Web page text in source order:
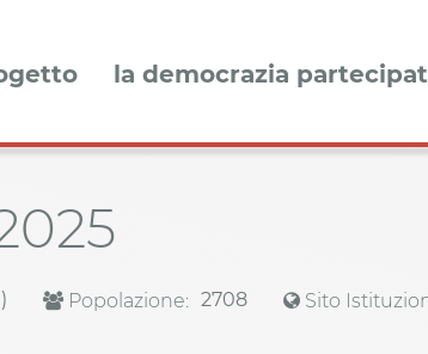
la democrazia
Popolazione: 2708 Sito